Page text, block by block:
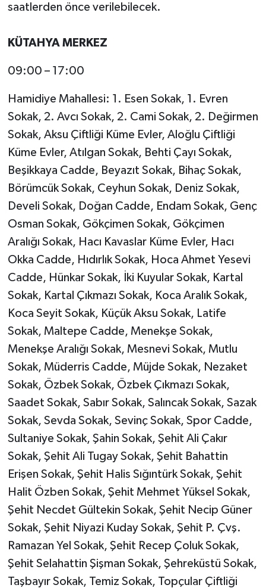
saatlerden önce verilebilecek.
KÜTAHYA MERKEZ
09:00 – 17:00
Hamidiye Mahallesi: 1. Esen Sokak, 1. Evren
Sokak, 2. Avcı Sokak, 2. Cami Sokak, 2. Değirmen
Sokak, Aksu Çiftliği Küme Evler, Aloğlu Çiftliği
Küme Evler, Atılgan Sokak, Behti Çayı Sokak,
Beşikkaya Cadde, Beyazıt Sokak, Bihaç Sokak,
Börümcük Sokak, Ceyhun Sokak, Deniz Sokak,
Develi Sokak, Doğan Cadde, Endam Sokak, Genç
Osman Sokak, Gökçimen Sokak, Gökçimen
Aralığı Sokak, Hacı Kavaslar Küme Evler, Hacı
Okka Cadde, Hıdırlık Sokak, Hoca Ahmet Yesevi
Cadde, Hünkar Sokak, İki Kuyular Sokak, Kartal
Sokak, Kartal Çıkmazı Sokak, Koca Aralık Sokak,
Koca Seyit Sokak, Küçük Aksu Sokak, Latife
Sokak, Maltepe Cadde, Menekşe Sokak,
Menekşe Aralığı Sokak, Mesnevi Sokak, Mutlu
Sokak, Müderris Cadde, Müjde Sokak, Nezaket
Sokak, Özbek Sokak, Özbek Çıkmazı Sokak,
Saadet Sokak, Sabır Sokak, Salıncak Sokak, Sazak
Sokak, Sevda Sokak, Sevinç Sokak, Spor Cadde,
Sultaniye Sokak, Şahin Sokak, Şehit Ali Çakır
Sokak, Şehit Ali Tugay Sokak, Şehit Bahattin
Erişen Sokak, Şehit Halis Sığıntürk Sokak, Şehit
Halit Özben Sokak, Şehit Mehmet Yüksel Sokak,
Şehit Necdet Gültekin Sokak, Şehit Necip Güner
Sokak, Şehit Niyazi Kuday Sokak, Şehit P. Çvş.
Ramazan Yel Sokak, Şehit Recep Çoluk Sokak,
Şehit Selahattin Şişman Sokak, Şehreküstü Sokak,
Taşbayır Sokak, Temiz Sokak, Topçular Çiftliği